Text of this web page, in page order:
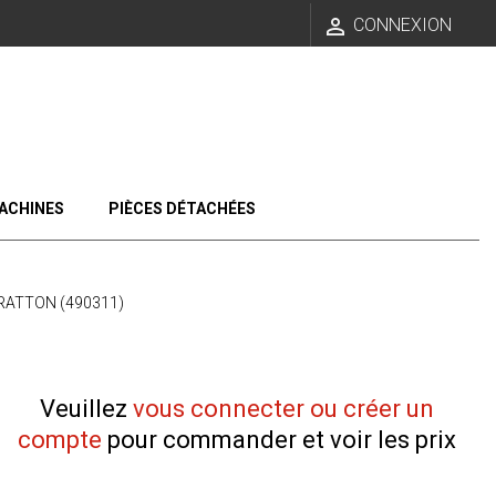
 CONNEXION
PIÈCES DÉTACHÉES
(490311)
Veuillez vous connecter ou créer un
compte pour commander et voir les prix